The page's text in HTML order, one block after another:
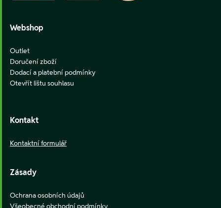
Webshop
Outlet
Doručení zboží
Dodací a platební podmínky
Otevřít lištu souhlasu
Kontakt
Kontaktní formulář
Zásady
Ochrana osobních údajů
Všeobecné obchodní podmínky